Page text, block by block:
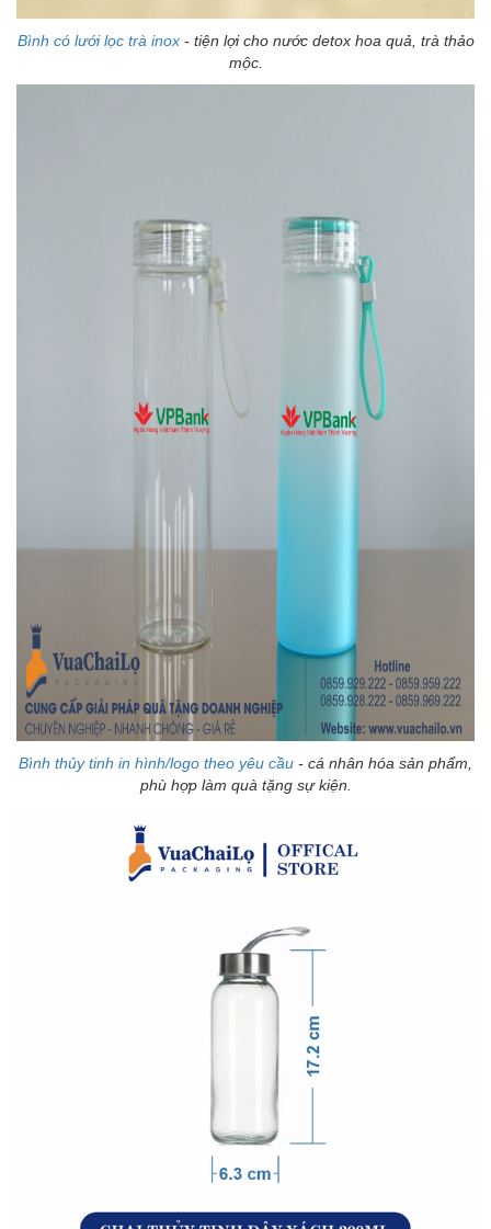
Bình có lưới lọc trà inox- tiện lợi cho nước detox hoa quả, trà thảo
mộc.
Bình thủy tinh in hình/logo theo yêu cầu - cá nhân hóa sản phẩm,
phù hợp làm quà tặng sự kiện.